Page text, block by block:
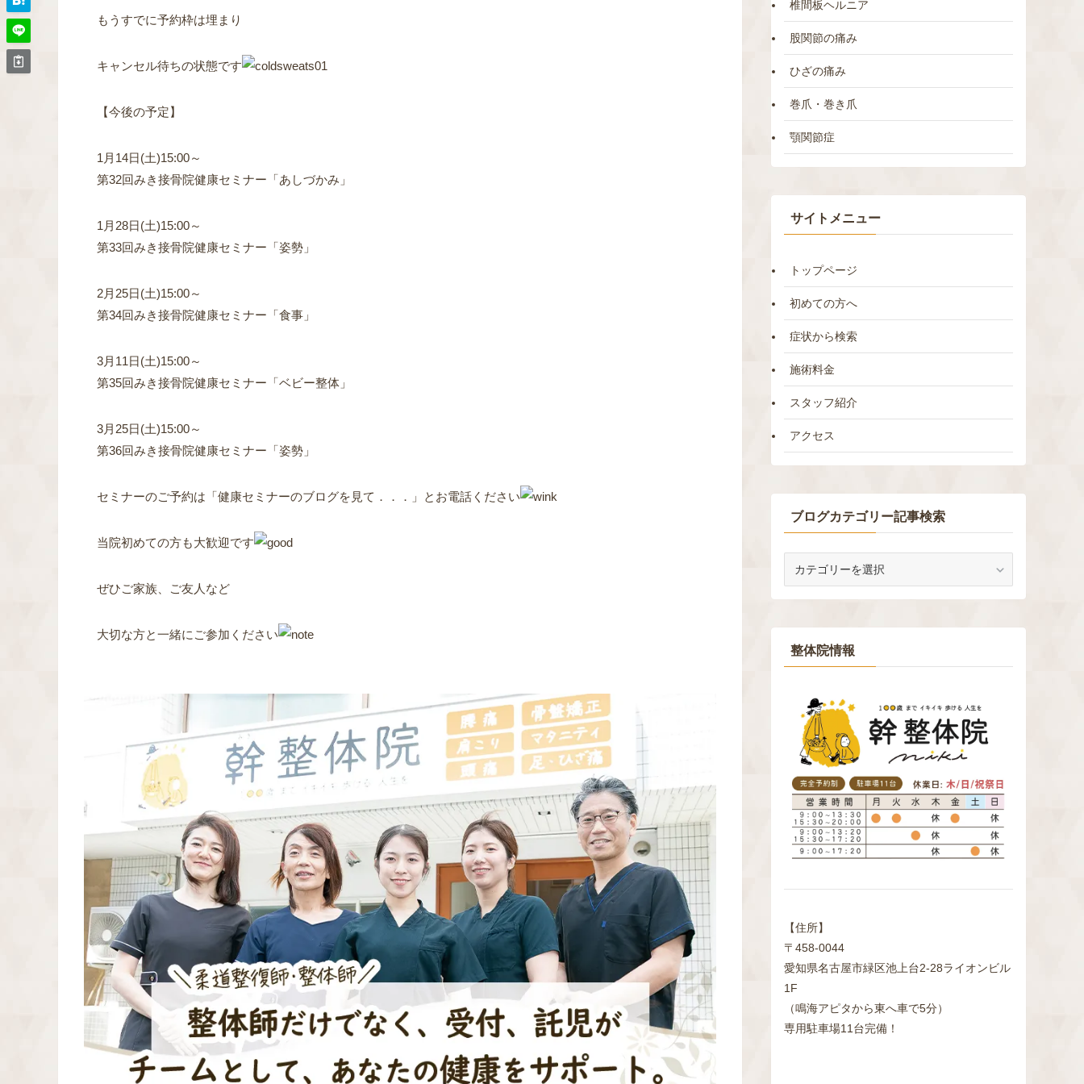
もうすでに予約枠は埋まり
キャンセル待ちの状態です
【今後の予定】
1月14日(土)15:00～
第32回みき接骨院健康セミナー「あしづかみ」
1月28日(土)15:00～
第33回みき接骨院健康セミナー「姿勢」
2月25日(土)15:00～
第34回みき接骨院健康セミナー「食事」
3月11日(土)15:00～
第35回みき接骨院健康セミナー「ベビー整体」
3月25日(土)15:00～
第36回みき接骨院健康セミナー「姿勢」
セミナーのご予約は「健康セミナーのブログを見て．．．」とお電話ください
当院初めての方も大歓迎です
ぜひご家族、ご友人など
大切な方と一緒にご参加ください
椎間板ヘルニア
股関節の痛み
ひざの痛み
巻爪・巻き爪
顎関節症
サイトメニュー
トップページ
初めての方へ
症状から検索
施術料金
スタッフ紹介
アクセス
ブログカテゴリー記事検索
テ
ゴ
リ
整体院情報
【住所】
〒458-0044
愛知県名古屋市緑区池上台2‐28ライオンビル
1F
（鳴海アピタから東へ車で5分）
専用駐車場11台完備！